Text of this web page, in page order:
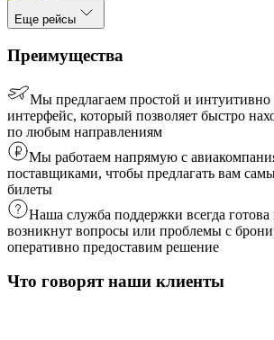
Еще рейсы
Преимущества
Мы предлагаем простой и
интерфейс, который позволяет быстро
по любым направлениям
Мы работаем напрямую с
поставщиками, чтобы предлагать вам
билеты
Наша служба поддержки всегда
возникнут вопросы или проблемы с
оперативно предоставим решение
Что говорят наши клиенты